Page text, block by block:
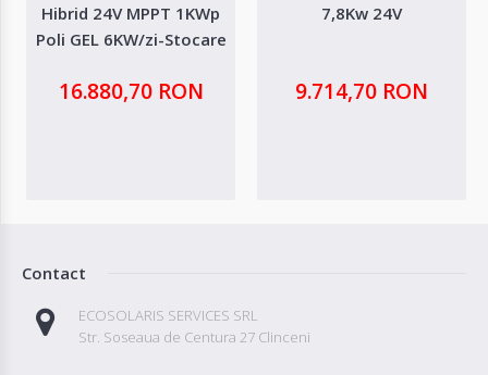
Hibrid 24V MPPT 1KWp
Poli GEL 6KW/zi-Stocare
16.880,70 RON
7,8Kw 24V
9.714,70 RON
Contact
ECOSOLARIS SERVICES SRL
Str. Soseaua de Centura 27 Clinceni